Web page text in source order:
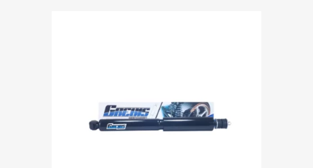
Add to Wishlist
Add to Compare